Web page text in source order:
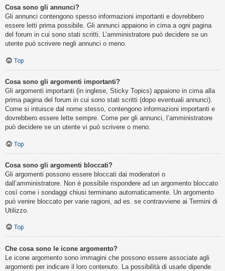
Cosa sono gli annunci?
Gli annunci contengono spesso informazioni importanti e dovrebbero
essere letti prima possibile. Gli annunci appaiono in cima a ogni pagina
del forum in cui sono stati scritti. L’amministratore può decidere se un
utente può scrivere negli annunci o meno.
Top
Cosa sono gli argomenti importanti?
Gli argomenti importanti (in inglese, Sticky Topics) appaiono in cima alla
prima pagina del forum in cui sono stati scritti (dopo eventuali annunci).
Come si intuisce dal nome stesso, contengono informazioni importanti e
dovrebbero essere lette sempre. Come per gli annunci, l’amministratore
può decidere se un utente vi può scrivere o meno.
Top
Cosa sono gli argomenti bloccati?
Gli argomenti possono essere bloccati dai moderatori o
dall’amministratore. Non è possibile rispondere ad un argomento bloccato
così come i sondaggi chiusi terminano automaticamente. Un argomento
può venire bloccato per varie ragioni, ad es. se contravviene ai Termini di
Utilizzo.
Top
Che cosa sono le icone argomento?
Le icone argomento sono immagini che possono essere associate agli
argomenti per indicare il loro contenuto. La possibilità di usarle dipende